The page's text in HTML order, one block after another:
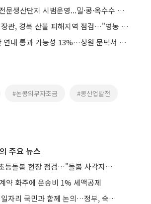
새만금 복합곡물전문생산단지 시범운영...밀·콩·옥수수 전문재배
송미령 농식품부 장관, 경북 산불 피해지역 점검…"영농 재개에 총력 지원"
美 클래리티 법안 연내 통과 가능성 13%…상원 문턱서 제동
#논콩의무자조금 #콩산업발전
주요 뉴스
한성숙, 방학 중 초등돌봄 현장 점검…"돌봄 사각지대 없애야"
약 화주에 운송비 1% 세액공제
AI 기본사회·평생일자리 국민과 함께 논의…정부, 숙의공론화 착수